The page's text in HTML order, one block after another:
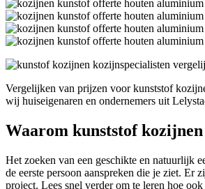
Vergelijken van prijzen voor kunststof
wij huiseigenaren en ondernemers uit
Waarom kunststof kozijnen
Het zoeken van een geschikte en natuurlijk
de eerste persoon aanspreken die je ziet.
project. Lees snel verder om te leren hoe